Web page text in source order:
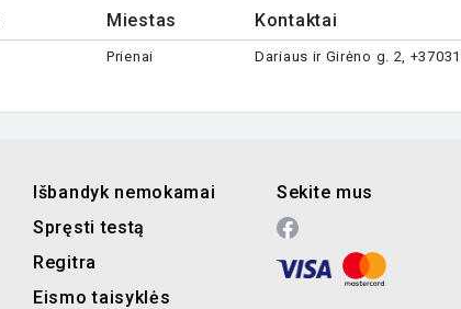
Miestas Kontaktai
Prienai Dariaus ir Girėno g. 2,
Išbandyk nemokamai
Spręsti testą
Regitra
Eismo taisyklės
Sekite mus